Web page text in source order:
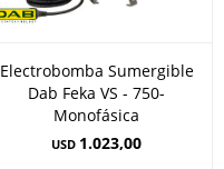
Electrobomba Sumergible
Dab Feka VS - 750-
Monofásica
USD 1.023,00